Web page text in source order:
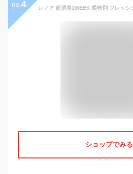
no. 4
ショップでみる